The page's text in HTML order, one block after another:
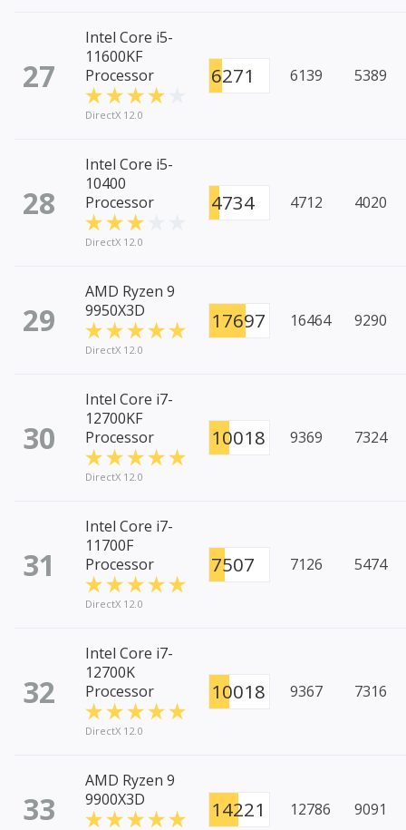
27
Intel Core i5-
11600KF
Processor
DirectX 12.0
6271 6139 5389
28
Intel Core i5-
10400
Processor
DirectX 12.0
4734 4712 4020
29
AMD Ryzen 9
9950X3D
DirectX 12.0
17697 16464 9290
30
Intel Core i7-
12700KF
Processor
DirectX 12.0
10018 9369 7324
31
Intel Core i7-
11700F
Processor
DirectX 12.0
7507 7126 5474
32
Intel Core i7-
12700K
Processor
DirectX 12.0
10018 9367 7316
33
AMD Ryzen 9
9900X3D
14221 12786 9091